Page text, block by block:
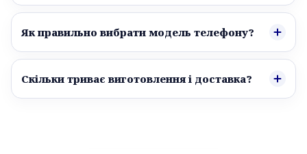
Як правильно вибрати модель телефону?
Скільки триває виготовлення і доставка?